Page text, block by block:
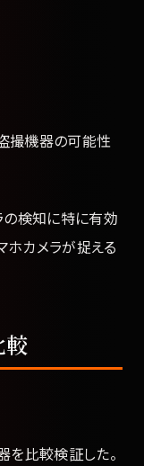
撮機器の可能性
検知に特に有効
ホカメラが捉える
較
比較検証した。